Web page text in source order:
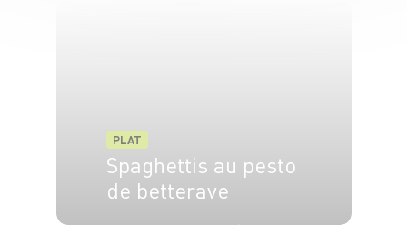
PLAT
Spaghettis au pesto
de betterave